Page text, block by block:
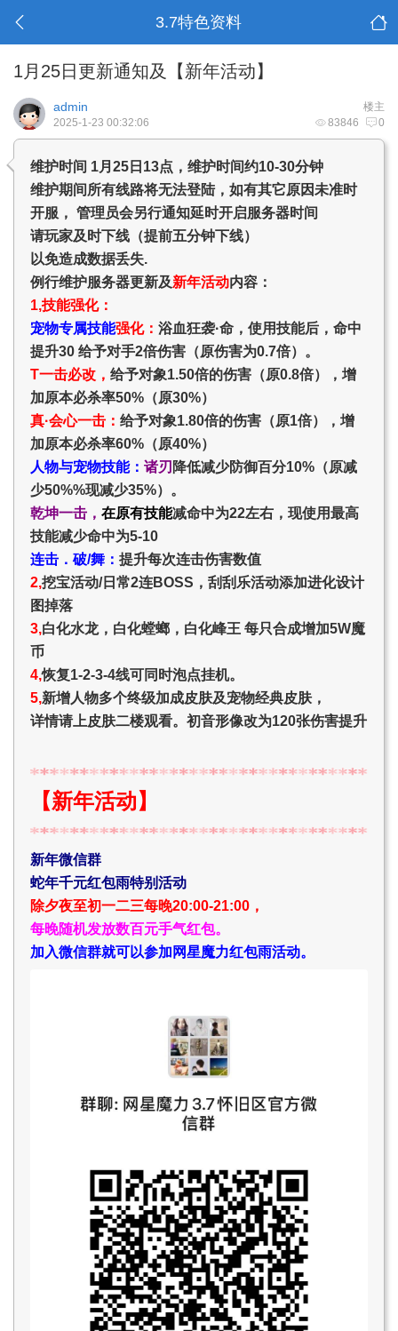
3.7特色资料
1月25日更新通知及【新年活动】
楼主
admin
83846 0
2025-1-23 00:32:06
维护时间 1月25日13点，维护时间约10-30分钟
维护期间所有线路将无法登陆，如有其它原因未准时
开服， 管理员会另行通知延时开启服务器时间
请玩家及时下线（提前五分钟下线）
以免造成数据丢失.
例行维护服务器更新及新年活动内容：
1,技能强化：
宠物专属技能强化： 浴血狂袭·命，使用技能后，命中
提升30 给予对手2倍伤害（原伤害为0.7倍）。
T一击必改， 给予对象1.50倍的伤害（原0.8倍），增
加原本必杀率50%（原30%）
真·会心一击： 给予对象1.80倍的伤害（原1倍），增
加原本必杀率60%（原40%）
人物与宠物技能： 诸刃 降低减少防御百分10%（原减
少50%%现减少35%）。
乾坤一击， 在原有技能减命中为22左右，现使用最高
技能减少命中为5-10
连击．破/舞： 提升每次连击伤害数值
2,挖宝活动/日常2连BOSS，刮刮乐活动添加进化设计
图掉落
3,白化水龙，白化螳螂，白化峰王 每只合成增加5W魔
币
4,恢复1-2-3-4线可同时泡点挂机。
5,新增人物多个终级加成皮肤及宠物经典皮肤，
详情请上皮肤二楼观看。初音形像改为120张伤害提升
【新年活动】
新年微信群
蛇年千元红包雨特别活动
除夕夜至初一二三每晚20:00-21:00，
每晚随机发放数百元手气红包。
加入微信群就可以参加网星魔力红包雨活动。